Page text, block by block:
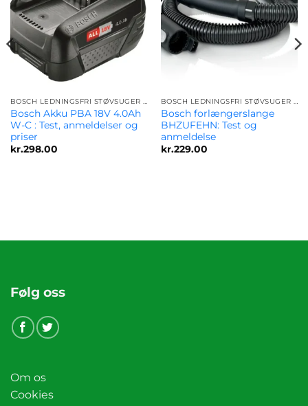
BOSCH LEDNINGSFRI STØVSUGER TILBEHØR TIL ALLE MODELLER
Bosch Akku PBA 18V 4.0Ah
W-C : Test, anmeldelser og
priser
kr.298.00
BOSCH LEDNINGSFRI STØVSUGER TILBEHØR TIL ALLE MODELLER
Bosch forlængerslange
BHZUFEHN: Test og
anmeldelse
kr.229.00
Følg oss
Om os
Cookies